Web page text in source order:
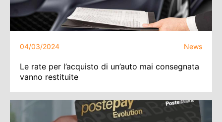
04/03/2024 News
Le rate per l’acquisto di un’auto mai consegnata
vanno restituite